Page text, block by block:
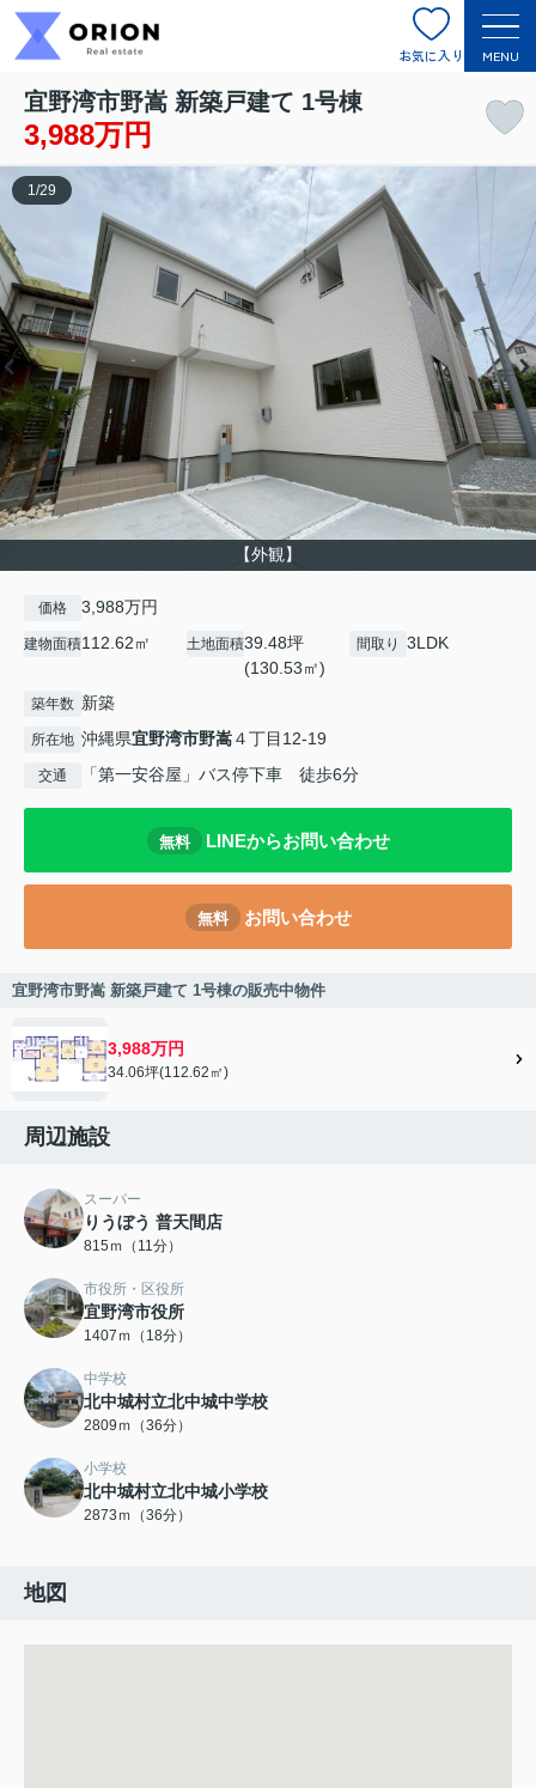
お気に入り MENU
宜野湾市野嵩 新築戸建て 1号棟
3,988万円
【外観】
1 /29
価格 3,988万円
建物面積112.62㎡ 土地面積39.48坪
(130.53㎡)
間取り 3LDK
築年数 新築
所在地 沖縄県宜野湾市野嵩４丁目12-19
交通 「第一安谷屋」バス停下車 徒歩6分
無料 LINEからお問い合わせ
無料 お問い合わせ
宜野湾市野嵩 新築戸建て 1号棟の販売中物件
3,988万円
34.06坪(112.62㎡)
周辺施設
スーパー
りうぼう 普天間店
815ｍ（11分）
市役所・区役所
宜野湾市役所
1407ｍ（18分）
中学校
北中城村立北中城中学校
2809ｍ（36分）
小学校
北中城村立北中城小学校
2873ｍ（36分）
地図